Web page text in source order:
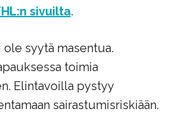
sivuilta.
syytä masentua.
toimia
Elintavoilla pystyy
sairastumisriskiään.